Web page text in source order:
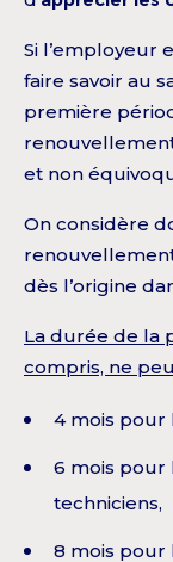
Si l’employeur
faire savoir au
première
et non
On considère
dès l’origine
La durée de la
compris, ne
4 mois pour
6 mois pour
techniciens,
8 mois pour